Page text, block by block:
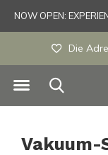
Die
Vakuum-